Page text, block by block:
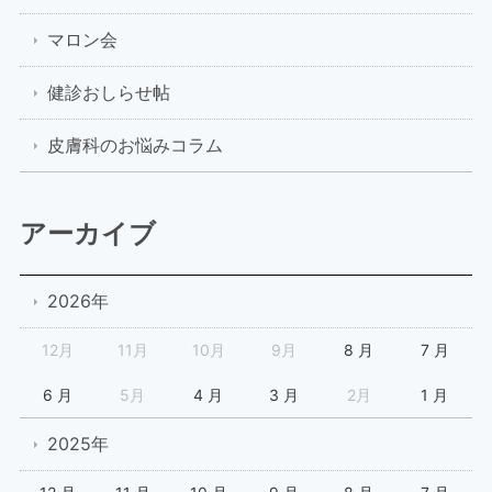
マロン会
健診おしらせ帖
皮膚科のお悩みコラム
アーカイブ
2026年
12月 11月 10月 9月 8 月 7 月
6 月 5月 4 月 3 月 2月 1 月
2025年